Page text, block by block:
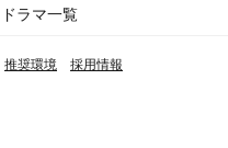
ドラマ一覧
推奨環境 採用情報